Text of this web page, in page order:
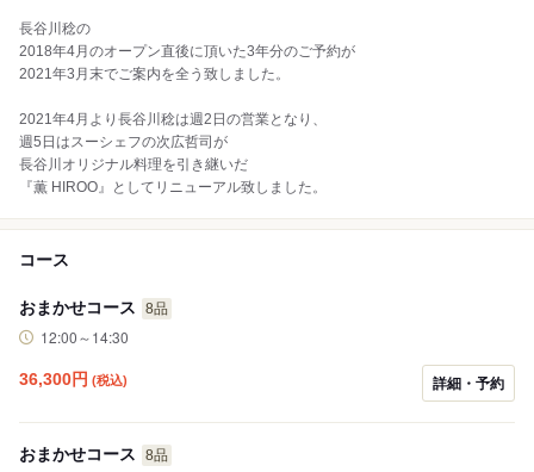
長谷川稔の
2018年4月のオープン直後に頂いた3年分のご予約が
2021年3月末でご案内を全う致しました。
2021年4月より長谷川稔は週2日の営業となり、
週5日はスーシェフの次広哲司が
長谷川オリジナル料理を引き継いだ
『薫 HIROO』としてリニューアル致しました。
コース
おまかせコース 8品
12:00～14:30
36,300円 (税込) 詳細・予約
おまかせコース 8品